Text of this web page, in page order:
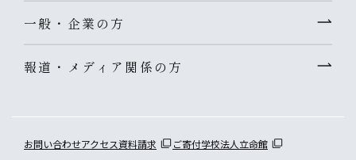
一般・企業の方
報道・メディア関係の方
お問い合わせアクセス資料請求 ご寄付学校法人立命館